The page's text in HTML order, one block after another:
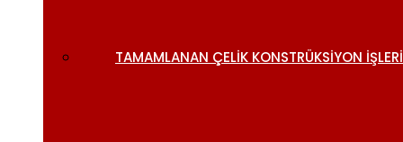
TAMAMLANAN ÇELIK KONSTRÜKSIYON İŞLERI